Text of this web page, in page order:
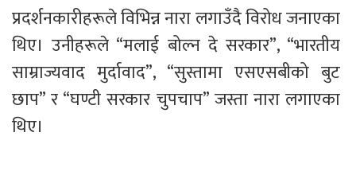
प्रदर्शनकारीहरूले विभिन्न नारा लगाउँदै विरोध जनाएका
थिए। उनीहरूले “मलाई बोल्न दे सरकार”, “भारतीय
साम्राज्यवाद मुर्दावाद”, “सुस्तामा एसएसबीको बुट
छाप” र “घण्टी सरकार चुपचाप” जस्ता नारा लगाएका
थिए।